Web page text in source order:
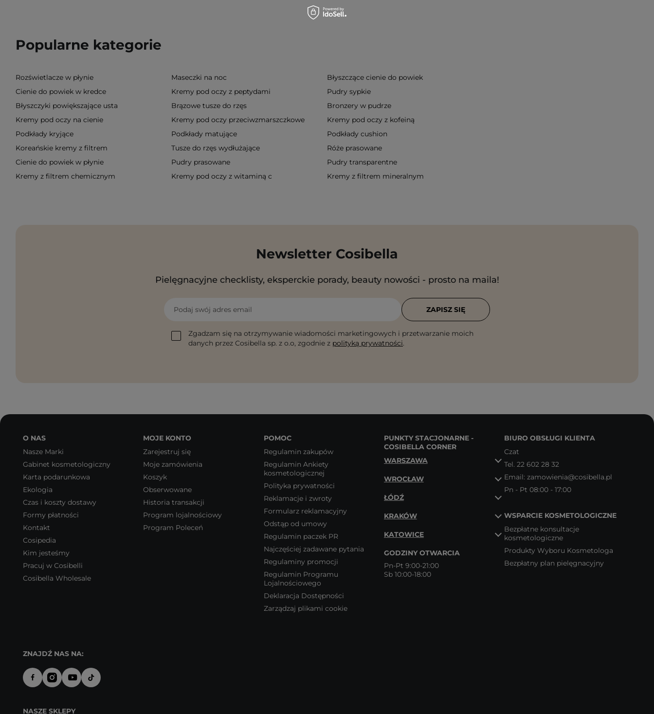
Popularne kategorie
Rozświetlacze w płynie Maseczki na noc
Błyszczące cienie do powiek
Cienie do powiek w kredce
Kremy pod oczy z peptydami
Pudry sypkie
Błyszczyki powiększające usta
Brązowe tusze do rzęs
Bronzery w pudrze
Kremy pod oczy na cienie
Kremy pod oczy przeciwzmarszczkowe
Kremy pod oczy z kofeiną
Podkłady kryjące
Podkłady matujące
Podkłady cushion
Koreańskie kremy z filtrem
Tusze do rzęs wydłużające
Róże prasowane
Cienie do powiek w płynie
Pudry prasowane
Pudry transparentne
Kremy z filtrem chemicznym
Kremy pod oczy z witaminą c Kremy z filtrem mineralnym
Newsletter Cosibella
Pielęgnacyjne checklisty, eksperckie porady, beauty nowości - prosto na maila!
Podaj swój adres email
Zgadzam się na otrzymywanie wiadomości marketingowych i przetwarzanie moich
danych przez Cosibella sp. z o.o, zgodnie z polityką prywatności.
ZAPISZ SIĘ
O NAS
Nasze Marki
Gabinet kosmetologiczny
Karta podarunkowa
Ekologia
Czas i koszty dostawy
Formy płatności
Kontakt
Cosipedia
Kim jesteśmy
Pracuj w Cosibelli
Cosibella Wholesale
MOJE KONTO
Zarejestruj się
Moje zamówienia
Koszyk
Obserwowane
Historia transakcji
Program lojalnościowy
Program Poleceń
POMOC
Regulamin zakupów
Regulamin Ankiety
kosmetologicznej
Polityka prywatności
Reklamacje i zwroty
Formularz reklamacyjny
Odstąp od umowy
Regulamin paczek PR
Najczęściej zadawane pytania
Regulaminy promocji
Regulamin Programu
Lojalnościowego
Deklaracja Dostępności
Zarządzaj plikami cookie
PUNKTY STACJONARNE -
COSIBELLA CORNER
WARSZAWA
WROCŁAW
ŁÓDŹ
KRAKÓW
KATOWICE
GODZINY OTWARCIA
Pn-Pt 9:00-21:00
Sb 10:00-18:00
BIURO OBSŁUGI KLIENTA
Czat
Tel. 22 602 28 32
Email: zamowienia@cosibella.pl
Pn - Pt 08:00 - 17:00
WSPARCIE KOSMETOLOGICZNE
Bezpłatne konsultacje
kosmetologiczne
Produkty Wyboru Kosmetologa
Bezpłatny plan pielęgnacyjny
ZNAJDŹ NAS NA:
NASZE SKLEPY